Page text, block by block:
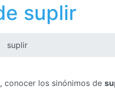
suplir
suplir
conocer los sinónimos de